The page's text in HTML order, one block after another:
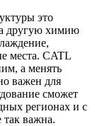
это
другую химию
места. CATL
а менять
важен для
сможет
регионах и с
так важна.